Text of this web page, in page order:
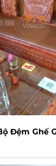
Đệm Ghế